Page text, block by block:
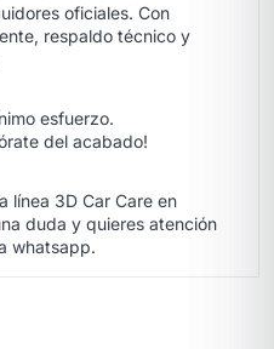
oficiales. Con
respaldo técnico y
esfuerzo.
del acabado!
línea 3D Car Care en
duda y quieres atención
whatsapp.